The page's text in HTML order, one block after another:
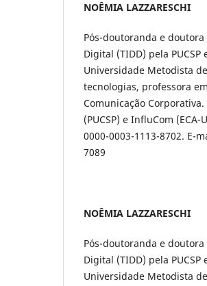
NOÊMIA LAZZARESCHI
Pós-doutoranda e
Digital (TIDD) pela
Universidade Metodista
tecnologias, professora
Comunicação
(PUCSP) e InfluCom (ECA-
0000-0003-1113-8702. E-
7089
NOÊMIA LAZZARESCHI
Pós-doutoranda e
Digital (TIDD) pela
Universidade Metodista